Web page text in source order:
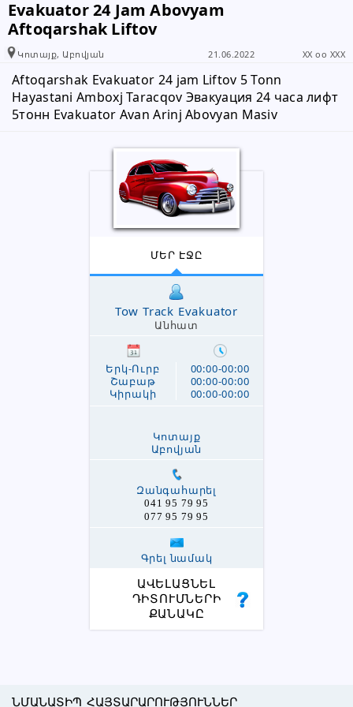
Evakuator 24 Jam Abovyam
Aftoqarshak Liftov
Կոտայք, Աբովյան 21.06.2022 XX oo XXX
Aftoqarshak Evakuator 24 jam Liftov 5 Tonn
Hayastani Amboxj Taracqov Эвакуация 24 часа лифт
5тонн Evakuator Avan Arinj Abovyan Masiv
ՄԵՐ ԷՋԸ
Tow Track Evakuator
Անհատ
Երկ-Ուրբ
Շաբաթ
Կիրակի
00:00-00:00
00:00-00:00
00:00-00:00
Կոտայք
Աբովյան
Զանգահարել
041 95 79 95
077 95 79 95
Գրել նամակ
ԱՎԵԼԱՑՆԵԼ
ԴԻՏՈՒՄՆԵՐԻ
ՔԱՆԱԿԸ
Խնդրում ենք բաժանորդին
վերցրել եք www.RALLY.am կայքից
ՆՄԱՆԱՏԻՊ ՀԱՅՏԱՐԱՐՈՒԹՅՈՒՆՆԵՐ